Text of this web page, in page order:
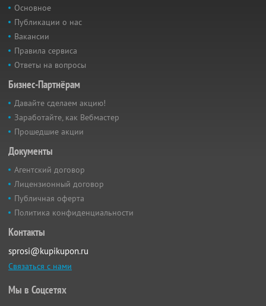
Основное
Публикации о нас
Вакансии
Правила сервиса
Ответы на вопросы
Бизнес-Партнёрам
Давайте сделаем акцию!
Заработайте, как Вебмастер
Прошедшие акции
Документы
Агентский договор
Лицензионный договор
Публичная оферта
Политика конфиденциальности
Контакты
sprosi@kupikupon.ru
Связаться с нами
Мы в Соцсетях